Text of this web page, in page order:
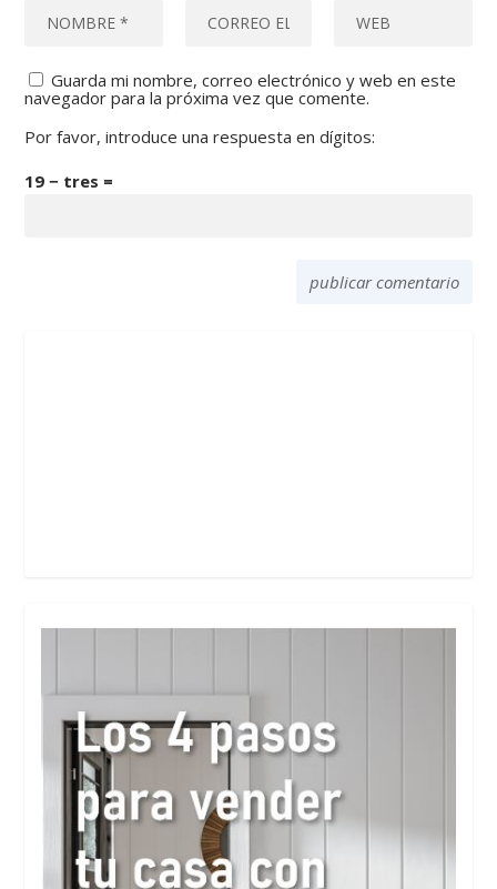
Guarda mi nombre, correo electrónico y web en este
navegador para la próxima vez que comente.
Por favor, introduce una respuesta en dígitos:
19 − tres =